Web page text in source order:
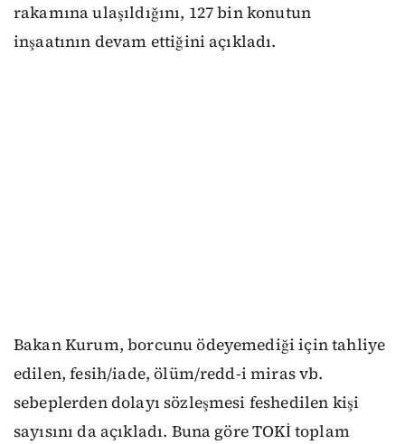
rakamına ulaşıldığını, 127 bin konutun
inşaatının devam ettiğini açıkladı.
Bakan Kurum, borcunu ödeyemediği için tahliye
edilen, fesih/iade, ölüm/redd-i miras vb.
sebeplerden dolayı sözleşmesi feshedilen kişi
sayısını da açıkladı. Buna göre TOKİ toplam